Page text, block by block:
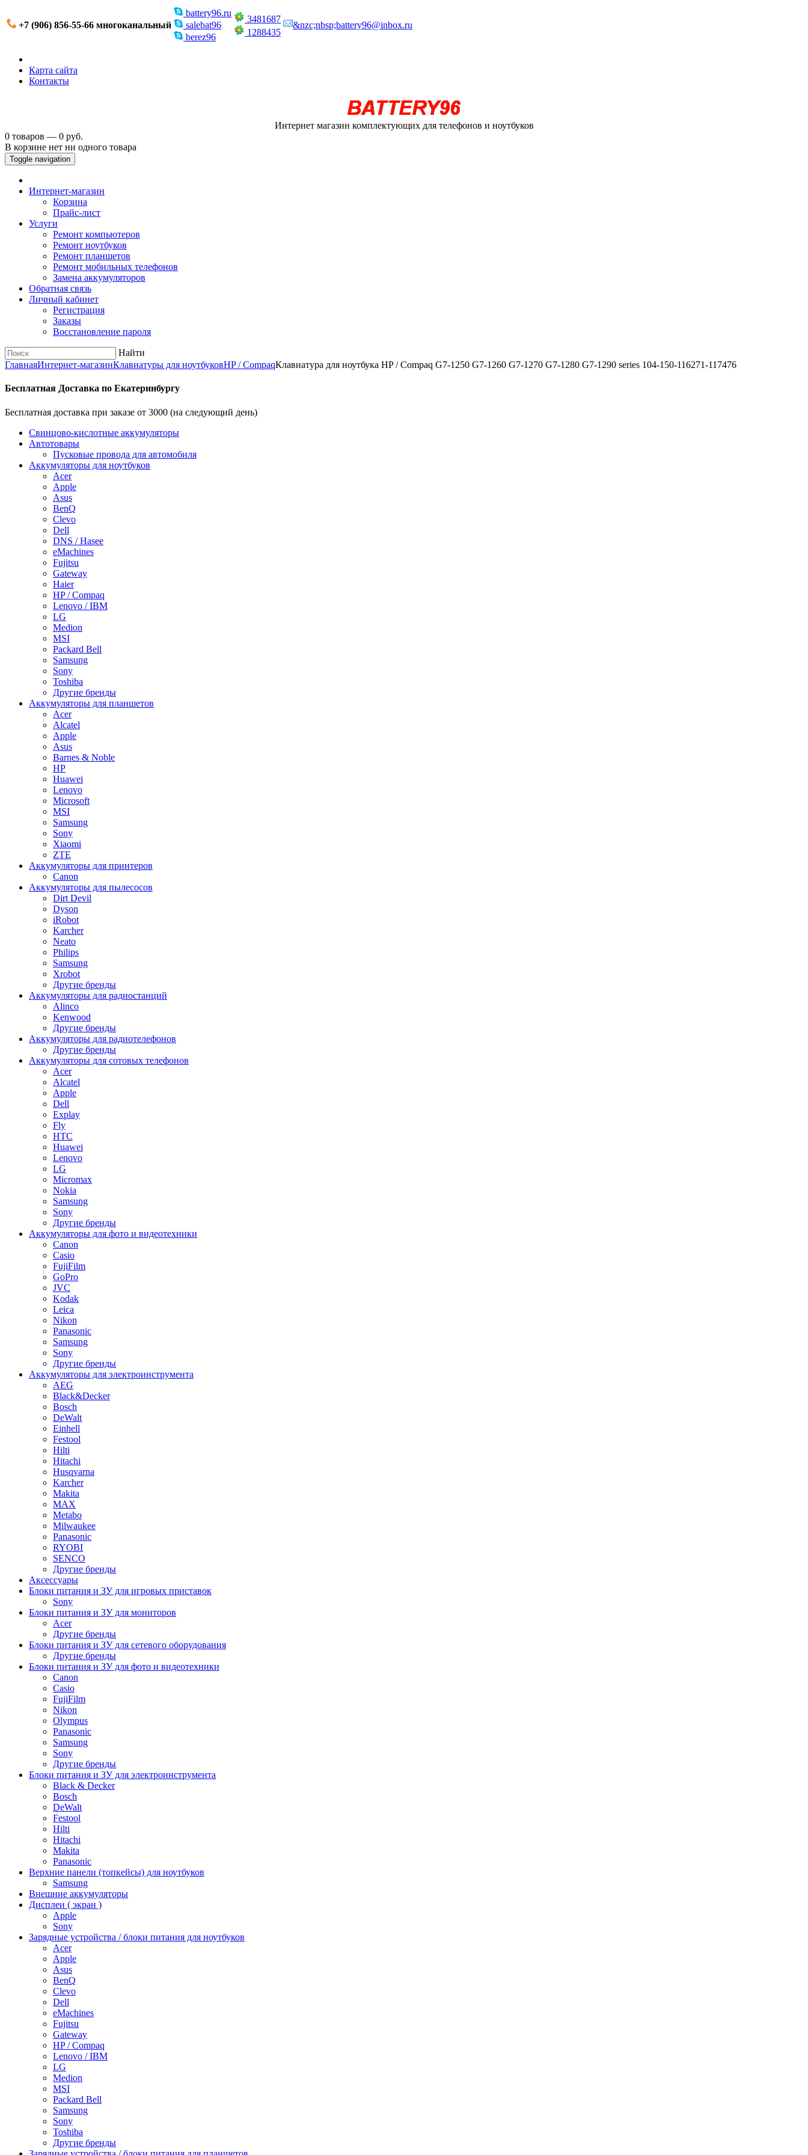
+7 (906) 856-55-66 многоканальный
battery96.ru
salebat96
berez96
3481687
1288435
&nzc;nbsp;battery96@inbox.ru
Карта сайта
Контакты
Интернет магазин комплектующих для телефонов и ноутбуков
0 товаров — 0 руб.
В корзине нет ни одного товара
Toggle navigation
Интернет-магазин
Корзина
Прайс-лист
Услуги
Ремонт компьютеров
Ремонт ноутбуков
Ремонт планшетов
Ремонт мобильных телефонов
Замена аккумуляторов
Обратная связь
Личный кабинет
Регистрация
Заказы
Восстановление пароля
Найти
ГлавнаяИнтернет-магазинКлавиатуры для ноутбуковHP / CompaqКлавиатура для ноутбука HP / Compaq G7-1250 G7-1260 G7-1270 G7-1280 G7-1290 series 104-150-116271-117476
Бесплатная Доставка по Екатеринбургу
Бесплатная доставка при заказе от 3000 (на следующий день)
Cвинцово-кислотные аккумуляторы
Автотовары
Пусковые провода для автомобиля
Аккумуляторы для ноутбуков
Acer
Apple
Asus
BenQ
Clevo
Dell
DNS / Hasee
eMachines
Fujitsu
Gateway
Haier
HP / Compaq
Lenovo / IBM
LG
Medion
MSI
Packard Bell
Samsung
Sony
Toshiba
Другие бренды
Аккумуляторы для планшетов
Acer
Alcatel
Apple
Asus
Barnes & Noble
HP
Huawei
Lenovo
Microsoft
MSI
Samsung
Sony
Xiaomi
ZTE
Аккумуляторы для принтеров
Canon
Аккумуляторы для пылесосов
Dirt Devil
Dyson
iRobot
Karcher
Neato
Philips
Samsung
Xrobot
Другие бренды
Аккумуляторы для радиостанций
Alinco
Kenwood
Другие бренды
Аккумуляторы для радиотелефонов
Другие бренды
Аккумуляторы для сотовых телефонов
Acer
Alcatel
Apple
Dell
Explay
Fly
HTC
Huawei
Lenovo
LG
Micromax
Nokia
Samsung
Sony
Другие бренды
Аккумуляторы для фото и видеотехники
Canon
Casio
FujiFilm
GoPro
JVC
Kodak
Leica
Nikon
Panasonic
Samsung
Sony
Другие бренды
Аккумуляторы для электроинструмента
AEG
Black&Decker
Bosch
DeWalt
Einhell
Festool
Hilti
Hitachi
Husqvarna
Karcher
Makita
MAX
Metabo
Milwaukee
Panasonic
RYOBI
SENCO
Другие бренды
Аксессуары
Блоки питания и ЗУ для игровых приставок
Sony
Блоки питания и ЗУ для мониторов
Acer
Другие бренды
Блоки питания и ЗУ для сетевого оборудования
Другие бренды
Блоки питания и ЗУ для фото и видеотехники
Canon
Casio
FujiFilm
Nikon
Olympus
Panasonic
Samsung
Sony
Другие бренды
Блоки питания и ЗУ для электроинструмента
Black & Decker
Bosch
DeWalt
Festool
Hilti
Hitachi
Makita
Panasonic
Верхние панели (топкейсы) для ноутбуков
Samsung
Внешние аккумуляторы
Дисплеи ( экран )
Apple
Sony
Зарядные устройства / блоки питания для ноутбуков
Acer
Apple
Asus
BenQ
Clevo
Dell
eMachines
Fujitsu
Gateway
HP / Compaq
Lenovo / IBM
LG
Medion
MSI
Packard Bell
Samsung
Sony
Toshiba
Другие бренды